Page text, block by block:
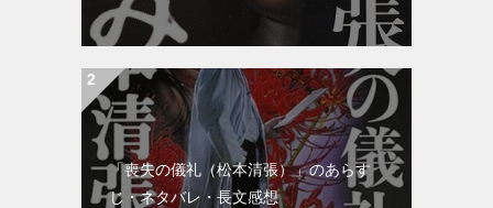
「喪失の儀礼（松本清張）」のあらす
じ・ネタバレ・長文感想